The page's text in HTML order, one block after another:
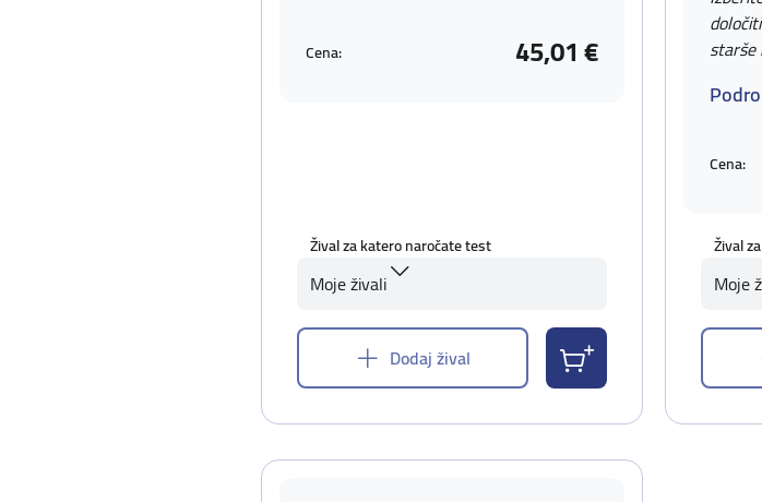
Cena: 45,01 €
Žival za katero naročate test
Moje živali
Dodaj žival
starše
Cena:
Žival
Moje